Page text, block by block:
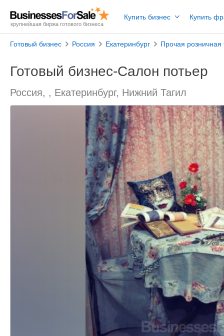
крупнейшая биржа готового бизнеса
Купить бизнес Купить
Готовый бизнес Россия Екатеринбург Прочая розничная
Готовый бизнес-Салон потьер
Россия, , Екатеринбург, Нижний Тагил